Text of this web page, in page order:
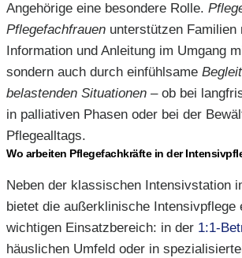
Angehörige eine besondere Rolle.
Pflegefachfrauen unterstützen Familien
Information und Anleitung im Umgang
sondern auch durch einfühlsame
belastenden Situationen – ob bei
in palliativen Phasen oder bei der
Pflegealltags.
Wo arbeiten Pflegefachkräfte in der
Neben der klassischen Intensivstation
bietet die außerklinische Intensivpflege
wichtigen Einsatzbereich: in der 1:1-
häuslichen Umfeld oder in